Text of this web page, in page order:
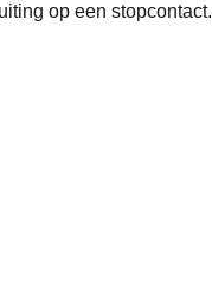
op een stopcontact.